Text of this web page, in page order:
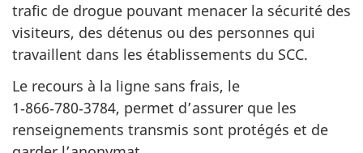
trafic de drogue pouvant menacer la sécurité des
visiteurs, des détenus ou des personnes qui
travaillent dans les établissements du SCC.
Le recours à la ligne sans frais, le
1‑866‑780‑3784, permet d’assurer que les
renseignements transmis sont protégés et de